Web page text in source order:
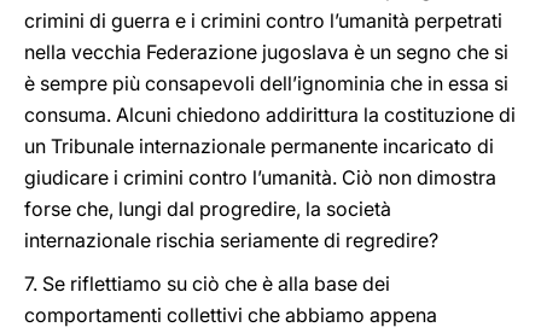
crimini di guerra e i crimini contro l’umanità perpetrati
nella vecchia Federazione jugoslava è un segno che si
è sempre più consapevoli dell’ignominia che in essa si
consuma. Alcuni chiedono addirittura la costituzione di
un Tribunale internazionale permanente incaricato di
giudicare i crimini contro l’umanità. Ciò non dimostra
forse che, lungi dal progredire, la società
internazionale rischia seriamente di regredire?
7. Se riflettiamo su ciò che è alla base dei
comportamenti collettivi che abbiamo appena